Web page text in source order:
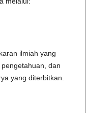
ilmiah yang
dan
yang diterbitkan.